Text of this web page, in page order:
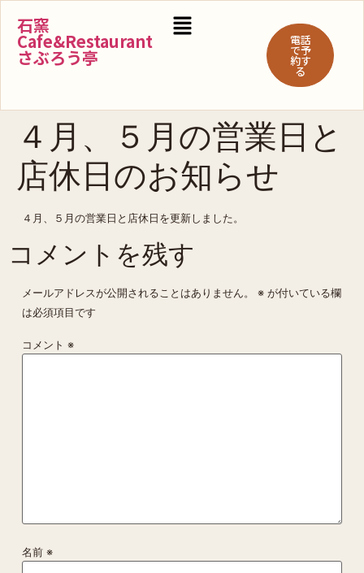
石窯
Cafe&Restaurant
さぶろう亭
電話
で予
約す
る
４月、５月の営業日と
店休日のお知らせ
４月、５月の営業日と店休日を更新しました。
コメントを残す
メールアドレスが公開されることはありません。 ※ が付いている欄
は必須項目です
コメント※
名前※